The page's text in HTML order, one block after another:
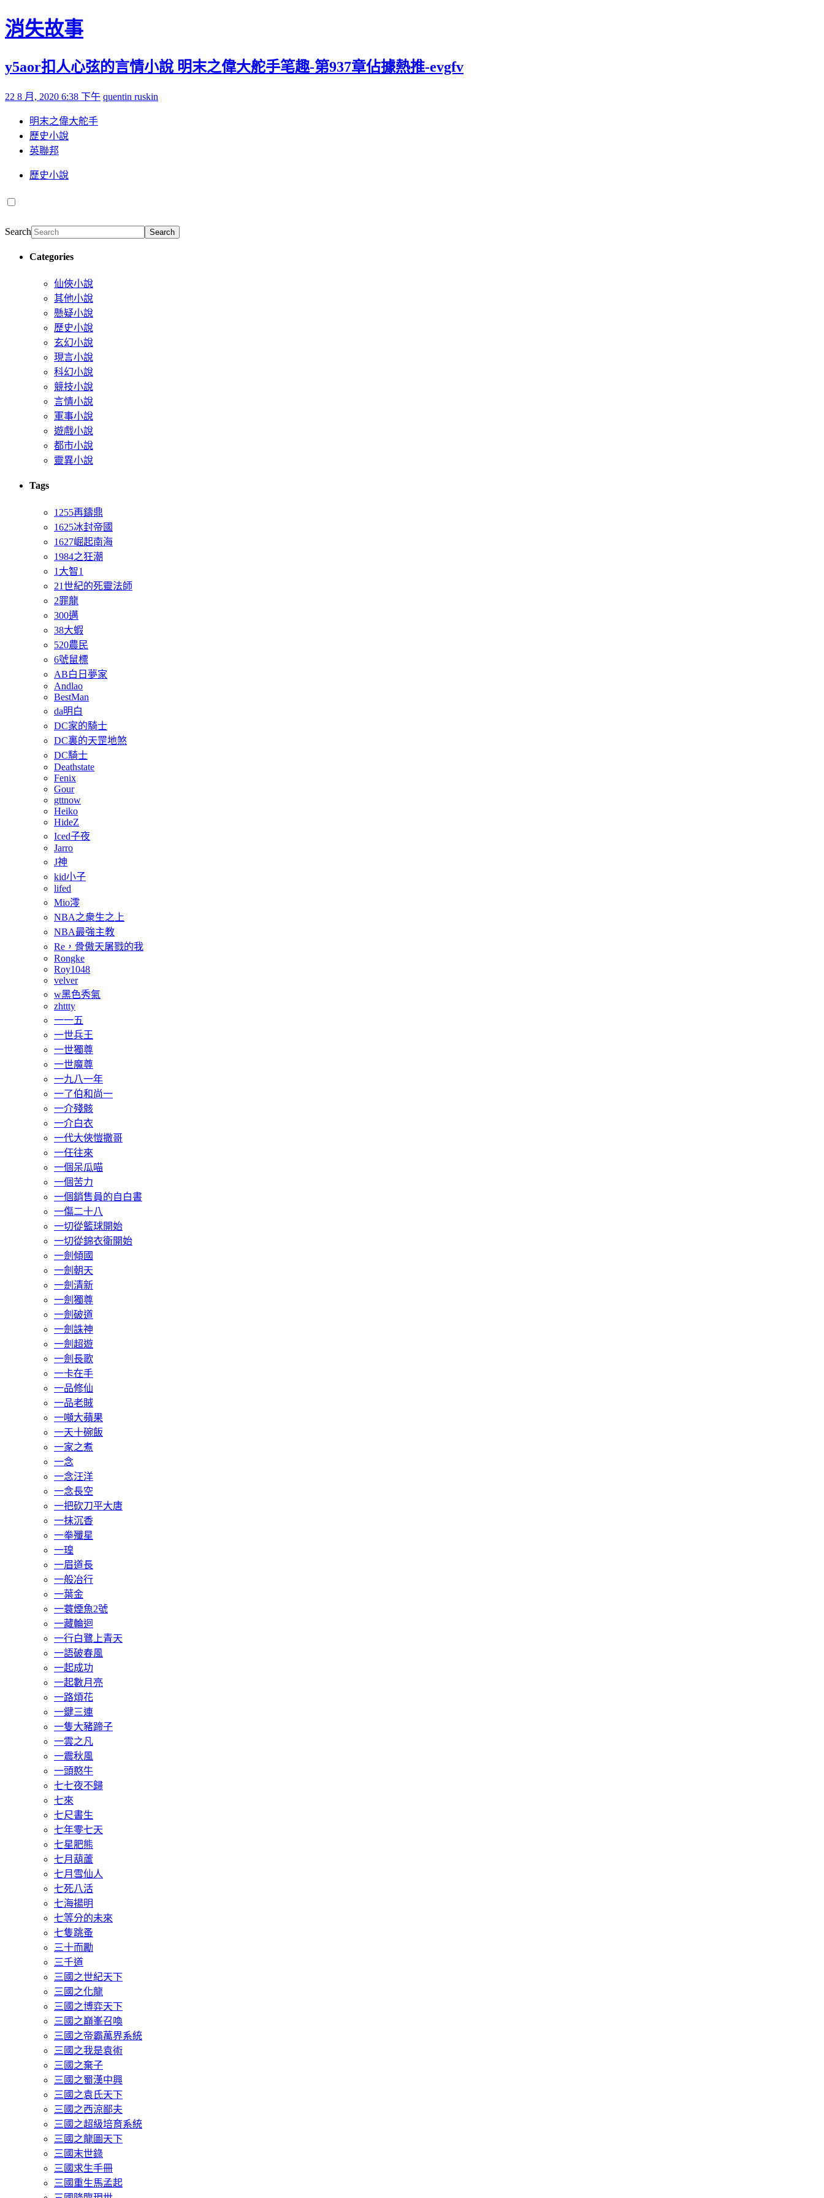
Skip to content
消失故事
y5aor扣人心弦的言情小說 明末之偉大舵手笔趣-第937章佔據熱推-evgfv
Posted on
22 8 月, 2020 6:38 下午 by
quentin ruskin
明末之偉大舵手
歷史小說
英聯邦
歷史小說
Search Search
Categories
仙俠小說
其他小說
懸疑小說
歷史小說
玄幻小說
現言小說
科幻小說
競技小說
言情小說
軍事小說
遊戲小說
都市小說
靈異小說
Tags
1255再鑄鼎
1625冰封帝國
1627崛起南海
1984之狂潮
1大智1
21世紀的死靈法師
2罪龍
300邁
38大蝦
520農民
6號鼠標
AB白日夢家
Andlao
BestMan
da明白
DC家的騎士
DC裏的天罡地煞
DC騎士
Deathstate
Fenix
Gour
gttnow
Heiko
HideZ
Iced子夜
Jarro
J神
kid小子
lifed
Mio澪
NBA之衆生之上
NBA最強主教
Re，骨傲天屠戮的我
Rongke
Roy1048
velver
w黑色秀氣
zhttty
一一五
一世兵王
一世獨尊
一世魔尊
一九八一年
一了伯和尚一
一介殘骸
一介白衣
一代大俠愷撒哥
一任往來
一個呆瓜喵
一個苦力
一個銷售員的自白書
一傷二十八
一切從籃球開始
一切從錦衣衛開始
一劍傾國
一劍朝天
一劍清新
一劍獨尊
一劍破道
一劍誅神
一劍超遊
一劍長歌
一卡在手
一品修仙
一品老賊
一噸大蘋果
一天十碗飯
一家之煮
一念
一念汪洋
一念長空
一把砍刀平大唐
一抹沉香
一拳殲星
一瑝
一眉道長
一般冶行
一葉金
一蓑煙魚2號
一藏輪迴
一行白鷺上青天
一語破春風
一起成功
一起數月亮
一路煩花
一鍵三連
一隻大豬蹄子
一雲之凡
一震秋風
一頭憨牛
七七夜不歸
七來
七尺書生
七年零七天
七星肥熊
七月葫蘆
七月雪仙人
七死八活
七海揚明
七等分的未來
七隻跳蚤
三十而勵
三千道
三國之世紀天下
三國之化龍
三國之博弈天下
三國之巔峯召喚
三國之帝霸萬界系統
三國之我是袁術
三國之棄子
三國之蜀漢中興
三國之袁氏天下
三國之西涼鄙夫
三國之超級培育系統
三國之龍圖天下
三國末世錄
三國求生手冊
三國重生馬孟起